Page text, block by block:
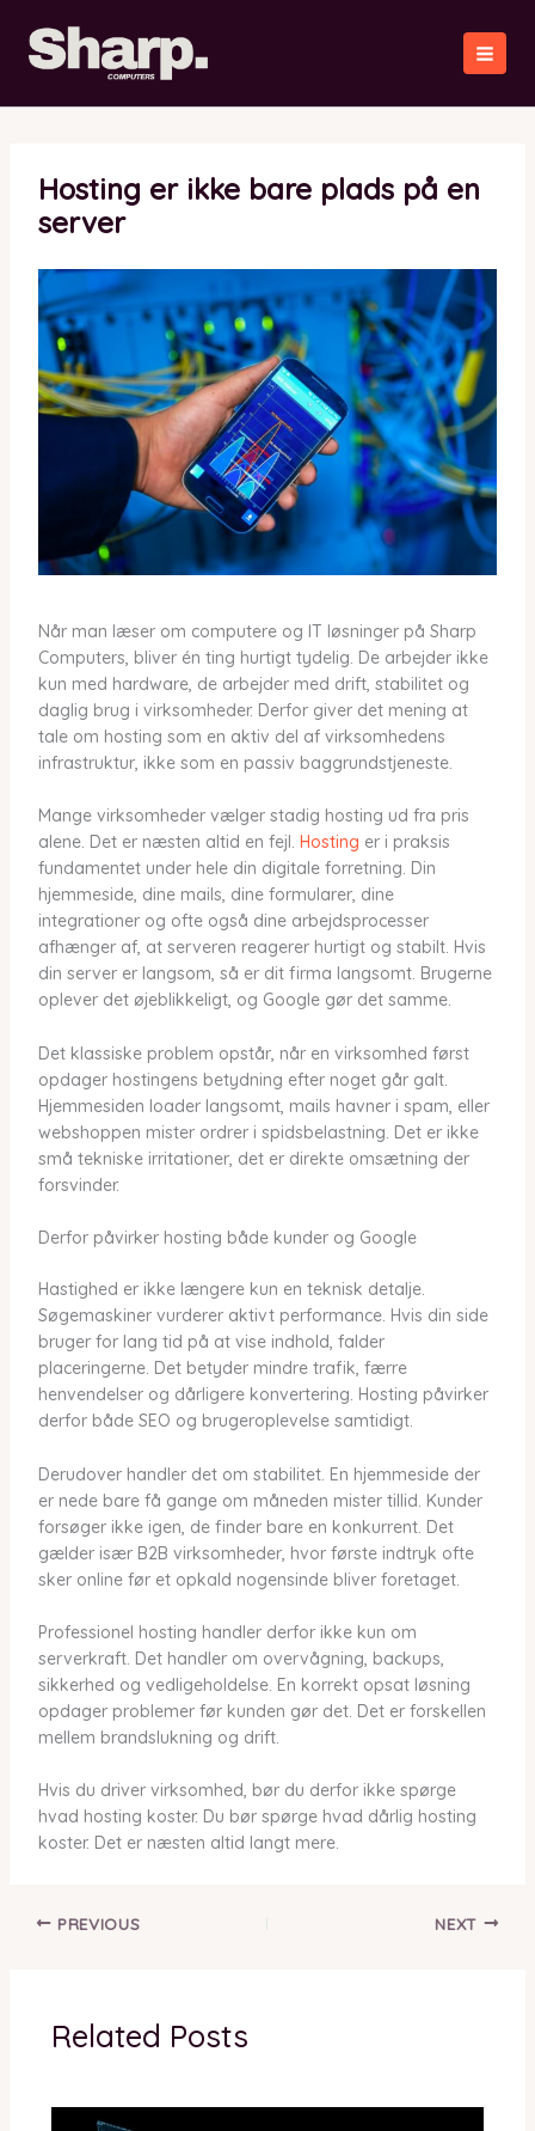
indholdet
Hosting er ikke bare plads på en
server
Når man læser om computere og IT løsninger på Sharp
Computers, bliver én ting hurtigt tydelig. De arbejder ikke
kun med hardware, de arbejder med drift, stabilitet og
daglig brug i virksomheder. Derfor giver det mening at
tale om hosting som en aktiv del af virksomhedens
infrastruktur, ikke som en passiv baggrundstjeneste.
Mange virksomheder vælger stadig hosting ud fra pris
alene. Det er næsten altid en fejl. Hosting er i praksis
fundamentet under hele din digitale forretning. Din
hjemmeside, dine mails, dine formularer, dine
integrationer og ofte også dine arbejdsprocesser
afhænger af, at serveren reagerer hurtigt og stabilt. Hvis
din server er langsom, så er dit firma langsomt. Brugerne
oplever det øjeblikkeligt, og Google gør det samme.
Det klassiske problem opstår, når en virksomhed først
opdager hostingens betydning efter noget går galt.
Hjemmesiden loader langsomt, mails havner i spam, eller
webshoppen mister ordrer i spidsbelastning. Det er ikke
små tekniske irritationer, det er direkte omsætning der
forsvinder.
Derfor påvirker hosting både kunder og Google
Hastighed er ikke længere kun en teknisk detalje.
Søgemaskiner vurderer aktivt performance. Hvis din side
bruger for lang tid på at vise indhold, falder
placeringerne. Det betyder mindre trafik, færre
henvendelser og dårligere konvertering. Hosting påvirker
derfor både SEO og brugeroplevelse samtidigt.
Derudover handler det om stabilitet. En hjemmeside der
er nede bare få gange om måneden mister tillid. Kunder
forsøger ikke igen, de finder bare en konkurrent. Det
gælder især B2B virksomheder, hvor første indtryk ofte
sker online før et opkald nogensinde bliver foretaget.
Professionel hosting handler derfor ikke kun om
serverkraft. Det handler om overvågning, backups,
sikkerhed og vedligeholdelse. En korrekt opsat løsning
opdager problemer før kunden gør det. Det er forskellen
mellem brandslukning og drift.
Hvis du driver virksomhed, bør du derfor ikke spørge
hvad hosting koster. Du bør spørge hvad dårlig hosting
koster. Det er næsten altid langt mere.
PREVIOUS NEXT
Related Posts